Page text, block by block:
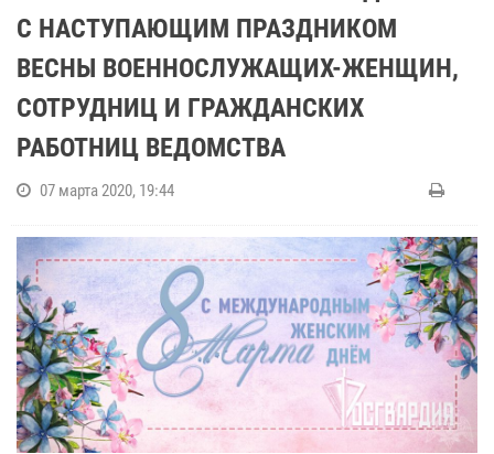
С НАСТУПАЮЩИМ ПРАЗДНИКОМ
ВЕСНЫ ВОЕННОСЛУЖАЩИХ-ЖЕНЩИН,
СОТРУДНИЦ И ГРАЖДАНСКИХ
РАБОТНИЦ ВЕДОМСТВА
07 марта 2020, 19:44